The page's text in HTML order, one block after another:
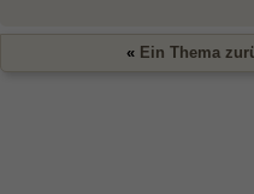
« Ein Thema